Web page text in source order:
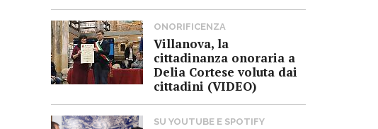
ONORIFICENZA
Villanova, la
cittadinanza onoraria a
Delia Cortese voluta dai
cittadini (VIDEO)
SU YOUTUBE E SPOTIFY